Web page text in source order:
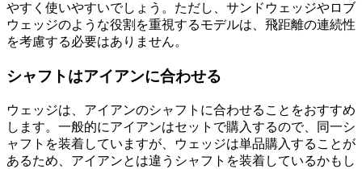
やすく使いやすいでしょう。ただし、サンドウェッジやロブ
ウェッジのような役割を重視するモデルは、飛距離の連続性
を考慮する必要はありません。
シャフトはアイアンに合わせる
ウェッジは、アイアンのシャフトに合わせることをおすすめ
します。一般的にアイアンはセットで購入するので、同一シ
ャフトを装着していますが、ウェッジは単品購入することが
あるため、アイアンとは違うシャフトを装着しているかもし